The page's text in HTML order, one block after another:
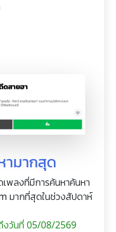
ามากสุด
พลงที่มีการค้นหาค้นหา
มากที่สุดในช่วงสัปดาห์
วันที่ 05/08/2569